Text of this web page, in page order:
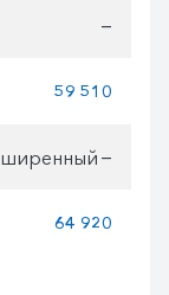
—
59 510
—
64 920